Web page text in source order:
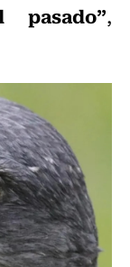
,